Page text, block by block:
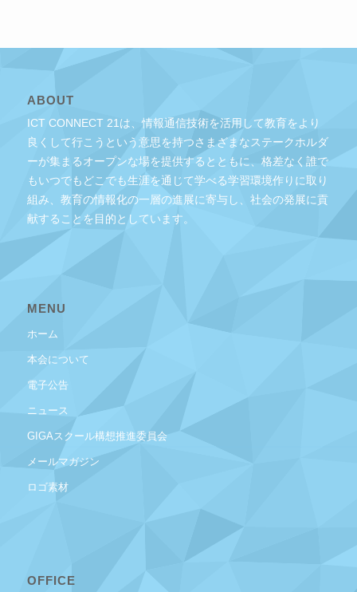
ABOUT
ICT CONNECT 21は、情報通信技術を活用して教育をより
良くして行こうという意思を持つさまざまなステークホルダ
ーが集まるオープンな場を提供するとともに、格差なく誰で
もいつでもどこでも生涯を通じて学べる学習環境作りに取り
組み、教育の情報化の一層の進展に寄与し、社会の発展に貢
献することを目的としています。
MENU
ホーム
本会について
電子公告
ニュース
GIGAスクール構想推進委員会
メールマガジン
ロゴ素材
OFFICE